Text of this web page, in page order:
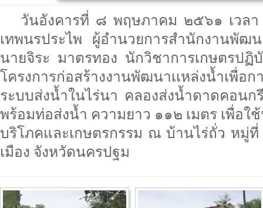
วันอังคารที่ ๘ พฤษภาคม ๒๕๖๑ เวลา
เทพนรประไพ ผู้อำนวยการสำนักงานพั
นายจิระ มาตรทอง นักวิชาการเกษตรปฏิ
โครงการก่อสร้างงานพัฒนาเเหล่งน้ำเพื่อ
ระบบส่งน้ำในไร่นา คลองส่งน้ำดาดคอน
พร้อมท่อส่งน้ำ ความยาว ๑๑๒ เมตร เพื่อใ
บริโภคและเกษตรกรรม ณ บ้านไร่ถั่ว หมู่ที่
เมือง จังหวัดนครปฐม